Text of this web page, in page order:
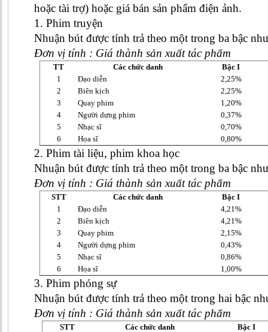
hoặc tài trợ) hoặc giá bán sản phẩm điện ảnh.
1. Phim truyện
Nhuận bút được tính trả theo một trong ba bậc
Đơn vị tính : Giá thành sản xuất tác phẩm
TT Các chức danh
Bậc I
1
Đạo diễn
2,25%
2
Biên kịch
2,25%
3
Quay phim
1,20%
4
Người dựng phim
0,37%
5
Nhạc sĩ
0,70%
6
Họa sĩ 0,80%
2. Phim tài liệu, phim khoa học
Nhuận bút được tính trả theo một trong ba bậc
Đơn vị tính : Giá thành sản xuất tác phẩm
STT Các chức danh
Bậc I
1
Đạo diễn
4,21%
2
Biên kịch
4,21%
3
Quay phim
2,15%
4
Người dựng phim
0,43%
5
Nhạc sĩ
0,86%
6
Họa sĩ 1,00%
3. Phim phóng sự
Nhuận bút được tính trả theo một trong hai bậc
Đơn vị tính : Giá thành sản xuất tác phẩm
STT Các chức danh
Bậc I